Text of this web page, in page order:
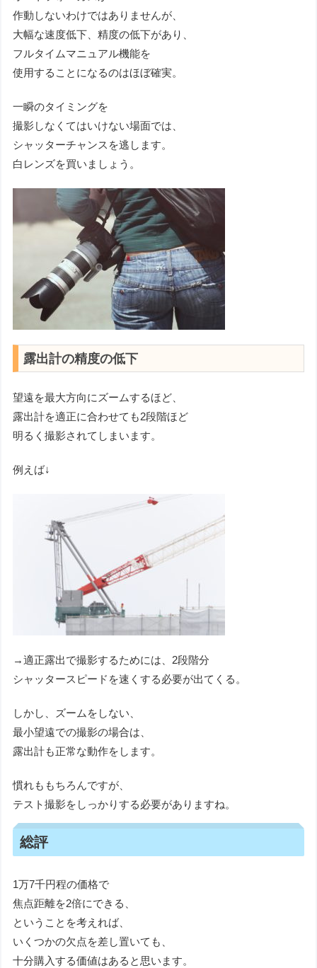
作動しないわけではありませんが、
大幅な速度低下、精度の低下があり、
フルタイムマニュアル機能を
使用することになるのはほぼ確実。
一瞬のタイミングを
撮影しなくてはいけない場面では、
シャッターチャンスを逃します。
白レンズを買いましょう。
露出計の精度の低下
望遠を最大方向にズームするほど、
露出計を適正に合わせても2段階ほど
明るく撮影されてしまいます。
例えば↓
→適正露出で撮影するためには、2段階分
シャッタースピードを速くする必要が出てくる。
しかし、ズームをしない、
最小望遠での撮影の場合は、
露出計も正常な動作をします。
慣れももちろんですが、
テスト撮影をしっかりする必要がありますね。
総評
1万7千円程の価格で
焦点距離を2倍にできる、
ということを考えれば、
いくつかの欠点を差し置いても、
十分購入する価値はあると思います。